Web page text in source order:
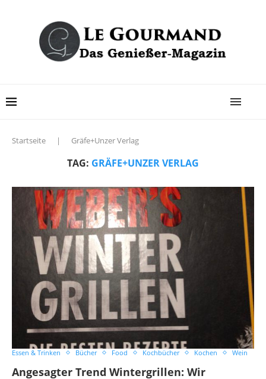
Startseite | Gräfe+Unzer Verlag
TAG: GRÄFE+UNZER VERLAG
Essen & Trinken Bücher Food Kochbücher Kochen Wein
Angesagter Trend Wintergrillen: Wir